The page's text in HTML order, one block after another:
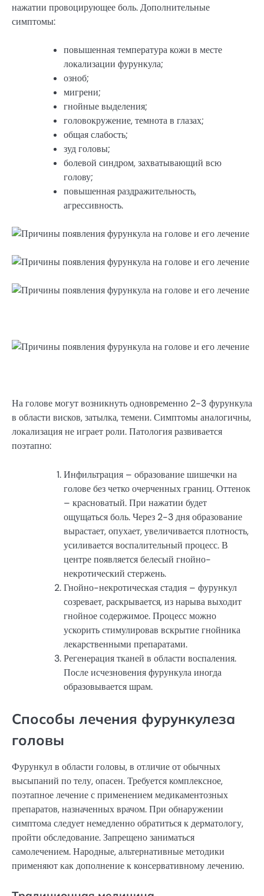
нажатии провоцирующее боль. Дополнительные
симптомы:
повышенная температура кожи в месте
локализации фурункула;
озноб;
мигрени;
гнойные выделения;
головокружение, темнота в глазах;
общая слабость;
зуд головы;
болевой синдром, захватывающий всю
голову;
повышенная раздражительность,
агрессивность.
На голове могут возникнуть одновременно 2-3 фурункула
в области висков, затылка, темени. Симптомы аналогичны,
локализация не играет роли. Патология развивается
поэтапно:
Инфильтрация – образование шишечки на
голове без четко очерченных границ. Оттенок
– красноватый. При нажатии будет
ощущаться боль. Через 2-3 дня образование
вырастает, опухает, увеличивается плотность,
усиливается воспалительный процесс. В
центре появляется белесый гнойно-
некротический стержень.
Гнойно-некротическая стадия – фурункул
созревает, раскрывается, из нарыва выходит
гнойное содержимое. Процесс можно
ускорить стимулировав вскрытие гнойника
лекарственными препаратами.
Регенерация тканей в области воспаления.
После исчезновения фурункула иногда
образовывается шрам.
Способы лечения фурункулеза
головы
Фурункул в области головы, в отличие от обычных
высыпаний по телу, опасен. Требуется комплексное,
поэтапное лечение с применением медикаментозных
препаратов, назначенных врачом. При обнаружении
симптома следует немедленно обратиться к дерматологу,
пройти обследование. Запрещено заниматься
самолечением. Народные, альтернативные методики
применяют как дополнение к консервативному лечению.